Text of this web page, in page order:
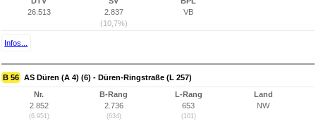
26.513
2.837
(10,7%)
VB
Infos...
B 56 AS Düren (A 4) (6) - Düren-Ringstraße (L 257)
Nr.
2.852
(6.951)
B-Rang
2.736
(634)
L-Rang
653
(101)
Land
NW